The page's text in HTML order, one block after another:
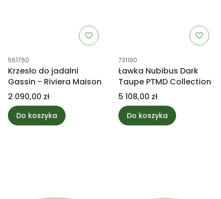
Kod produktu
561760
Krzesło do jadalni
Gassin - Riviera Maison
Cena
2 090,00 zł
Do koszyka
Kod produktu
731190
Ławka Nubibus Dark
Taupe PTMD Collection
Cena
5 108,00 zł
Do koszyka